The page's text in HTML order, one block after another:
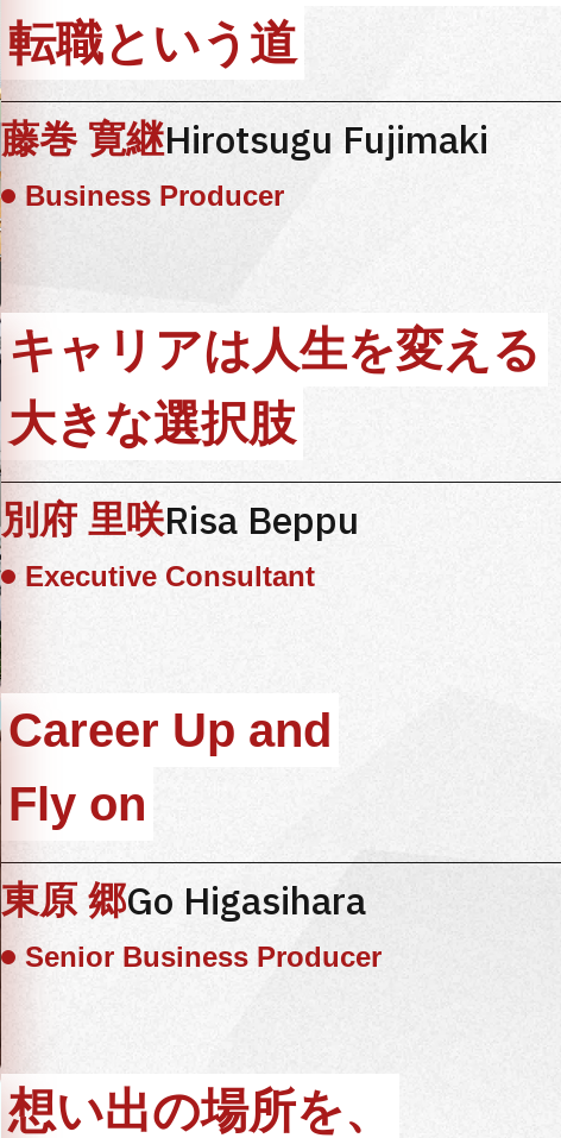
転職という道
藤巻 寛継Hirotsugu Fujimaki
Business Producer
キャリアは人生を変える
大きな選択肢
別府 里咲Risa Beppu
Executive Consultant
Career Up and
Fly on
東原 郷Go Higasihara
Senior Business Producer
想い出の場所を、